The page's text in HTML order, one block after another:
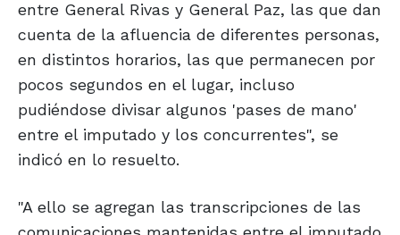
entre General Rivas y General Paz, las que dan
cuenta de la afluencia de diferentes personas,
en distintos horarios, las que permanecen por
pocos segundos en el lugar, incluso
pudiéndose divisar algunos 'pases de mano'
entre el imputado y los concurrentes", se
indicó en lo resuelto.
"A ello se agregan las transcripciones de las